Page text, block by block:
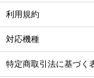
利用規約
対応機種
特定商取引法に基づく